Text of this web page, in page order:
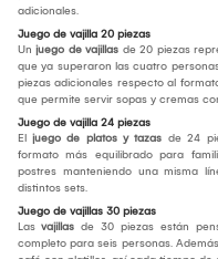
adicionales.
Juego de vajilla 20 piezas
Un juego de vajillas de 20 piezas
que ya superaron las cuatro
piezas adicionales respecto al
que permite servir sopas y cremas
Juego de vajilla 24 piezas
El juego de platos y tazas de 24
formato más equilibrado para
postres manteniendo una misma
distintos sets.
Juego de vajillas 30 piezas
Las vajillas de 30 piezas están
completo para seis personas.